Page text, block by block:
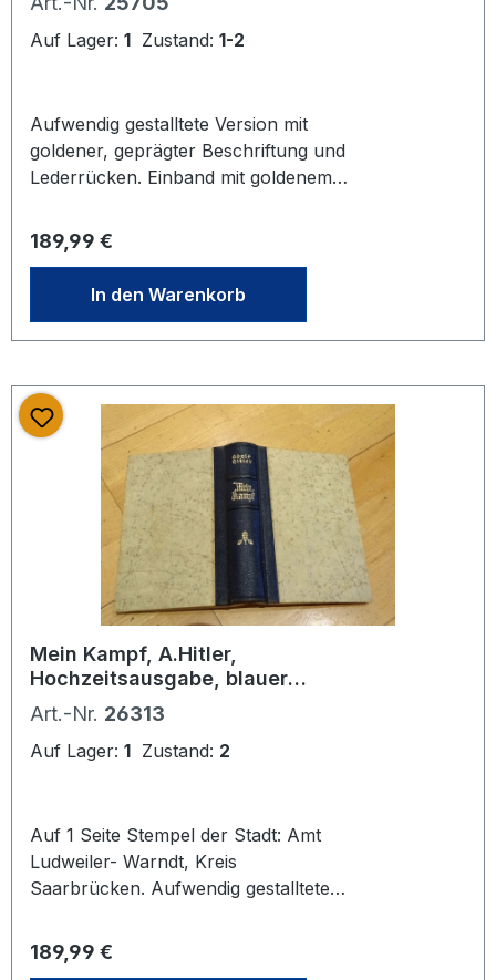
Stadtwappen, 1939
Auf Lager: 1 Zustand: 1-2
Aufwendig gestalltete Version mit
goldener, geprägter Beschriftung und
Lederrücken. Einband mit goldenem
Nutzungsspuren. Siehe Foto. Buch
generell in gutem Zustand. Innen
sauberes Exemplar. 781 Seiten. 479-
Regulärer Preis:
189,99 €
In den Warenkorb
Mein Kampf, A.Hitler,
Hochzeitsausgabe, blauer
Lederrücken, 1937, Amt
Ludweiler- Warndt, Saarbrücken
Art.-Nr. 26313
Auf Lager: 1 Zustand: 2
Auf 1 Seite Stempel der Stadt: Amt
Ludweiler- Warndt, Kreis
Saarbrücken. Aufwendig gestalltete
Beschriftung. Auf der Oberseite die
Seitenkanten ebenfalls vergoldet.
Regulärer Preis:
189,99 €